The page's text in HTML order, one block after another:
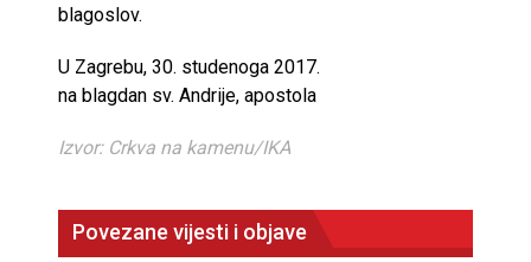
blagoslov.
U Zagrebu, 30. studenoga 2017.
na blagdan sv. Andrije, apostola
Izvor: Crkva na kamenu/IKA
Povezane vijesti i objave